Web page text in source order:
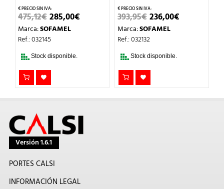
475,12€EL
PRECIO
ORIGINAL
ERA:
285,00€
Marca:SOFAMEL
Ref.: 032145
Stock disponible.
393,95€EL
PRECIO
ORIGINAL
ERA:
236,00€
Marca:SOFAMEL
Ref.: 032132
Stock disponible.
Versión 1.6.1
PORTES CALSI
INFORMACIÓN LEGAL